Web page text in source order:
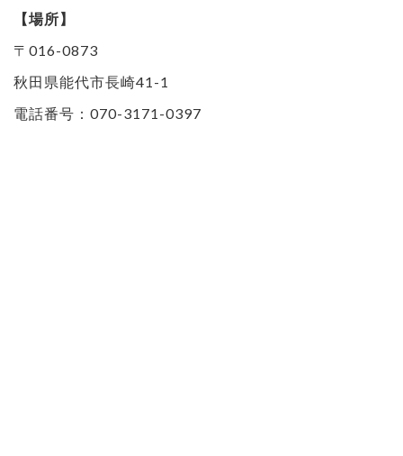
【場所】
〒016-0873
秋田県能代市長崎41-1
電話番号：070-3171-0397